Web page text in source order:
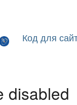
Код для
disabled